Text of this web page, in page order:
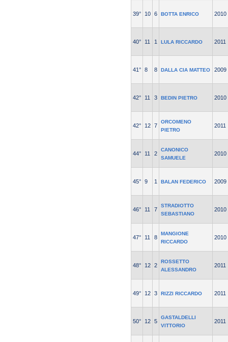
39° 10 6 BOTTA ENRICO 2010
40° 11 1 LULA RICCARDO 2011
41° 8 8 DALLA CIA MATTEO 2009
42° 11 3 BEDIN PIETRO 2010
42° 12 7
ORCOMENO
PIETRO
2011
44° 11 2
CANONICO
SAMUELE
2010
45° 9 1 BALAN FEDERICO 2009
46° 11 7
STRADIOTTO
SEBASTIANO
2010
47° 11 8
MANGIONE
RICCARDO
2010
48° 12 2
ROSSETTO
ALESSANDRO
2011
49° 12 3 RIZZI RICCARDO 2011
50° 12 5
GASTALDELLI
VITTORIO
2011